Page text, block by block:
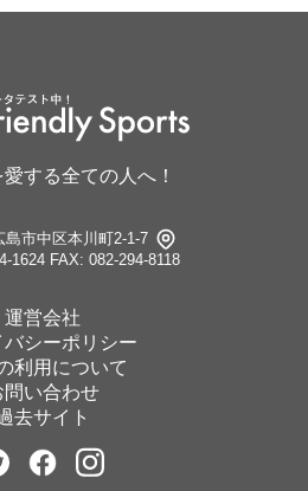
する全ての人へ！
島市中区本川町2-1-7
1624 FAX: 082-294-8118
運営会社
バシーポリシー
利用について
問い合わせ
去サイト